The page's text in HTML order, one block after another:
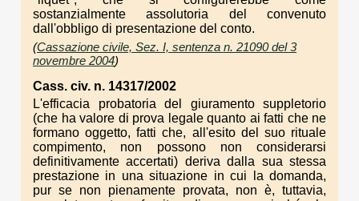
sostanzialmente assolutoria del convenuto
dall'obbligo di presentazione del conto.
(Cassazione civile, Sez. I, sentenza n. 21090 del 3
novembre 2004)
Cass. civ. n. 14317/2002
L'efficacia probatoria del giuramento suppletorio
(che ha valore di prova legale quanto ai fatti che ne
formano oggetto, fatti che, all'esito del suo rituale
compimento, non possono non considerarsi
definitivamente accertati) deriva dalla sua stessa
prestazione in una situazione in cui la domanda,
pur se non pienamente provata, non è, tuttavia,